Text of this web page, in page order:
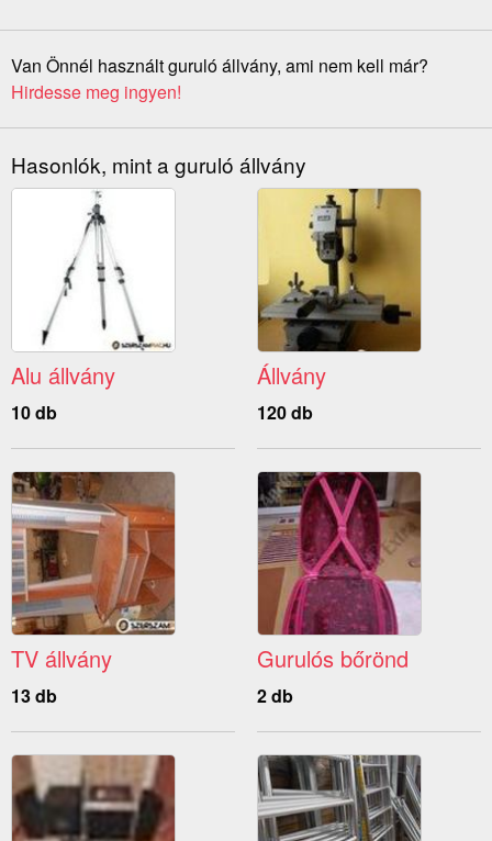
Van Önnél használt guruló állvány, ami nem kell már?
Hirdesse meg ingyen!
Hasonlók, mint a guruló állvány
Alu állvány
10 db
Állvány
120 db
TV állvány
13 db
Gurulós bőrönd
2 db